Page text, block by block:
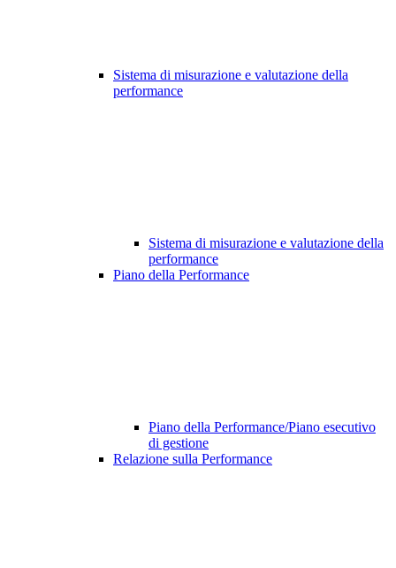
Sistema di misurazione e valutazione della
performance
Sistema di misurazione e valutazione della
performance
Piano della Performance
Piano della Performance/Piano esecutivo
di gestione
Relazione sulla Performance